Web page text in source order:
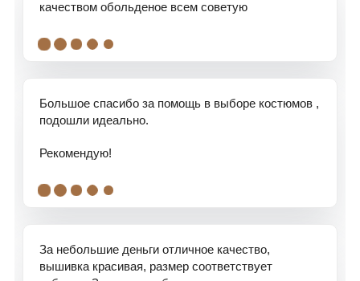
качеством обольденое всем советую
. . . . .
Большое спасибо за помощь в выборе костюмов ,
подошли идеально.
Рекомендую!
. . . . .
За небольшие деньги отличное качество,
вышивка красивая, размер соответствует